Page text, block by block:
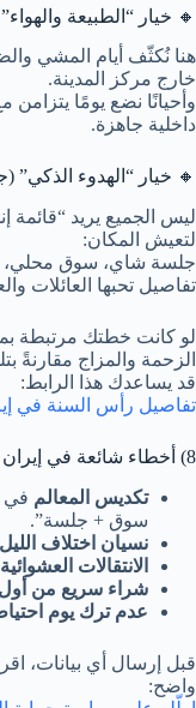
🔸 خيار “الطبيعة
هنا نُكثّف أيام المشي
خارج مركز المدينة.
وأحيانًا نضع يومًا
داخلية جاهزة.
🔸 خيار “الهدوء
ليس الجميع يريد “قائمة
لتعيش المكان:
جلسة شاي، سوق محلي،
تفاصيل تحبها العائلات
لو كانت خطتك مرتبطة
الزحمة والمزاج مقارنةً
قد يساعدك هذا الرابط:
تفاصيل رأس السنة في
8) أخطاء شائعة في إيران في أبريل… وكيف نتفاداها ✅
تكديس المعالم في
سوق + جلسة”.
نسيان اختلاف الليل
الانتقالات العشوائية
شراء سريع من
عدم ترك يوم
قبل إرسال أي بيانات،
واضح: